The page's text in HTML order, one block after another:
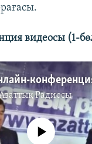
видеосы (1-
Радиосы
source currently